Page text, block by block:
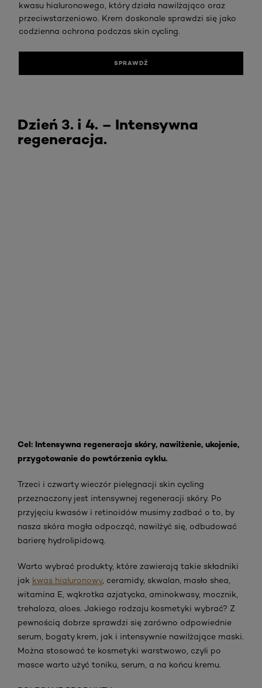
kwasu hialuronowego, który działa nawilżająco oraz
przeciwstarzeniowo. Krem doskonale sprawdzi się jako
codzienna ochrona podczas skin cycling.
SPRAWDŹ
Dzień 3. i 4. – Intensywna
regeneracja.
Warto wybrać produkty, które zawierają takie składniki
jakkwas hialuronowy, ceramidy, skwalan, masło shea,
trehaloza, aloes. Jakiego rodzaju kosmetyki wybrać? Z
pewnością dobrze sprawdzi się zarówno odpowiednie
serum, bogaty krem, jak i intensywnie nawilżające maski.
Można stosować te kosmetyki warstwowo, czyli po
masce warto użyć toniku, serum, a na końcu kremu.
POLECANE PRODUKTY: